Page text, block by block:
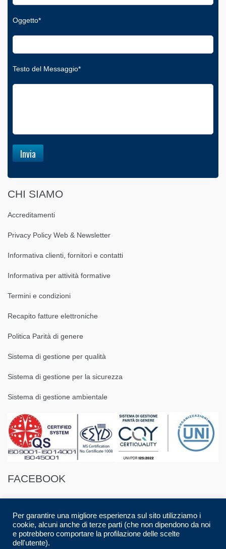
Oggetto*
Testo del Messaggio*
CHI SIAMO
Accreditamenti
Privacy Policy Web & Newsletter
Informativa clienti, fornitori e contatti
Informativa per attività formative
Termini e condizioni
Recapito fatture elettroniche
Politica Parità di genere
Sistema di gestione per qualità
Sistema di gestione per la sicurezza
Sistema di gestione ambientale
FACEBOOK
© 2016 Spazio88 S.r.l. p.i. 08283280017 | Developed by
Per garantire una migliore esperienza sul sito utilizziamo i
cookie, alcuni anche di terze parti (che non dipendono da noi
e potrebbero comportare la profilazione delle scelte
dell'utente).